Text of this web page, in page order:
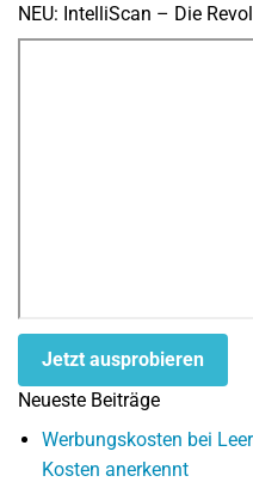
NEU: IntelliScan – Die
Jetzt ausprobieren
Neueste Beiträge
Werbungskosten bei
Kosten anerkennt